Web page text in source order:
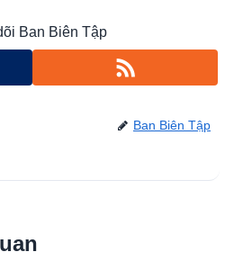
Ban Biên Tập
Ban Biên Tập